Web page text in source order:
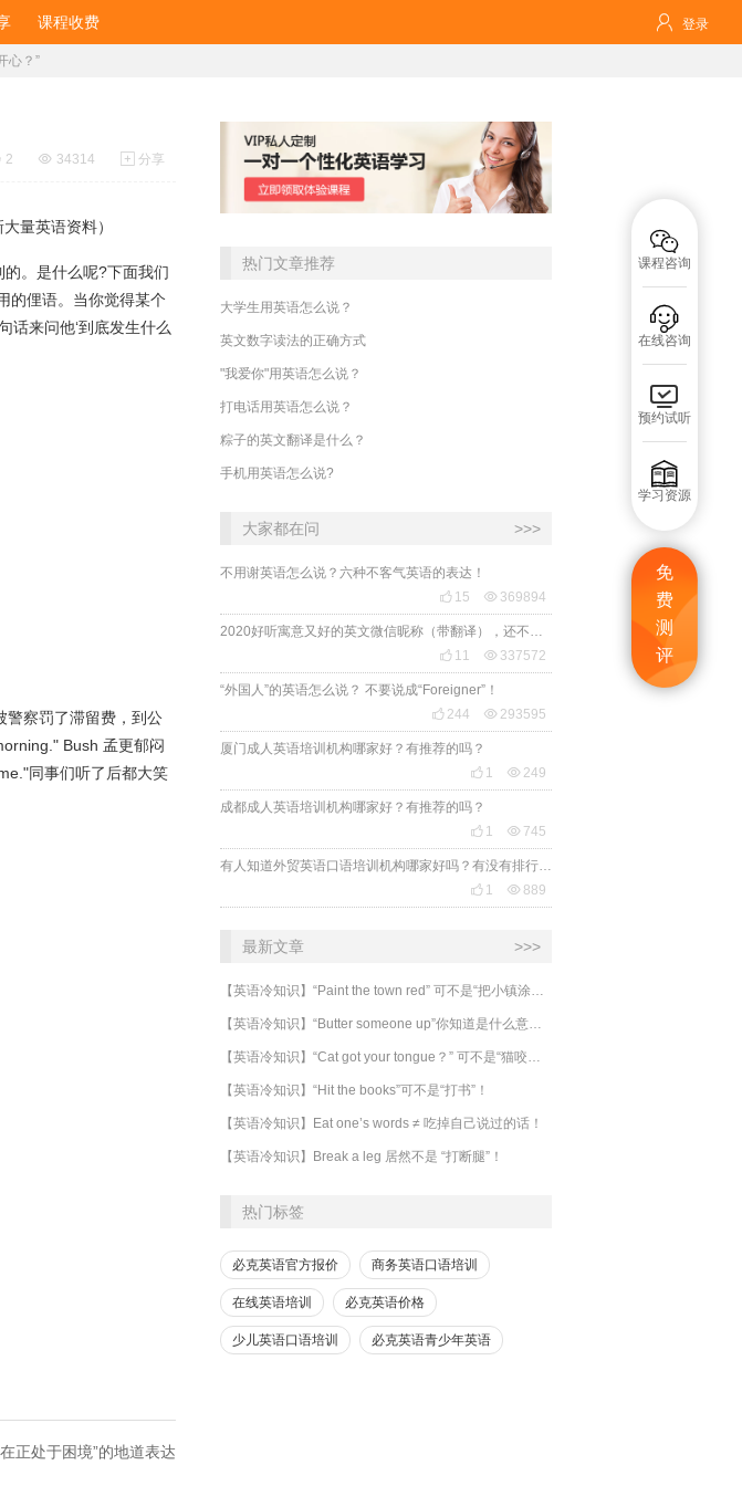
课程收费  登录

课程咨询

在线咨询

预约试听

学习资源
免
费
测
评
心？”
2  34314  分享
大量英语资料）
。是什么呢?下面我们
的俚语。当你觉得某个
话来问他‘到底发生什么
警察罚了滞留费，到公
Bush 孟更郁闷
同事们听了后都大笑
正处于困境”的地道表达
热门文章推荐
大学生用英语怎么说？
英文数字读法的正确方式
"我爱你"用英语怎么说？
打电话用英语怎么说？
粽子的英文翻译是什么？
手机用英语怎么说?
大家都在问 >>>
不用谢英语怎么说？六种不客气英语的表达！
 15  369894
 11  337572
“外国人”的英语怎么说？ 不要说成“Foreigner”！
 244  293595
厦门成人英语培训机构哪家好？有推荐的吗？
 1  249
成都成人英语培训机构哪家好？有推荐的吗？
 1  745
 1  889
最新文章 >>>
​【英语冷知识】“Hit the books”可不是“打书”！
【英语冷知识】Eat one’s words ≠ 吃掉自己说过的话！
【英语冷知识】Break a leg 居然不是 “打断腿”！
热门标签
必克英语官方报价 商务英语口语培训
在线英语培训 必克英语价格
少儿英语口语培训 必克英语青少年英语